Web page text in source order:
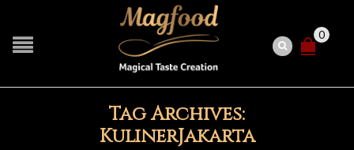
0
Tag Archives:
KulinerJakarta